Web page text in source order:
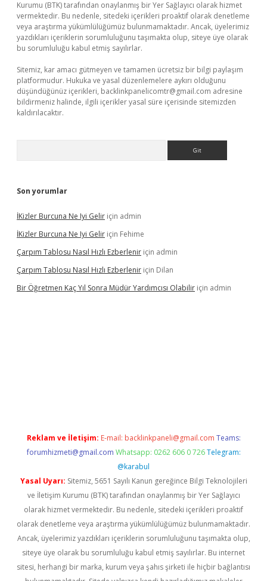
Kurumu (BTK) tarafından onaylanmış bir Yer Sağlayıcı olarak hizmet
vermektedir. Bu nedenle, sitedeki içerikleri proaktif olarak denetleme
veya araştırma yükümlülüğümüz bulunmamaktadır. Ancak, üyelerimiz
yazdıkları içeriklerin sorumluluğunu taşımakta olup, siteye üye olarak
bu sorumluluğu kabul etmiş sayılırlar.
Sitemiz, kar amacı gütmeyen ve tamamen ücretsiz bir bilgi paylaşım
platformudur. Hukuka ve yasal düzenlemelere aykırı olduğunu
düşündüğünüz içerikleri, backlinkpanelicomtr@gmail.com adresine
bildirmeniz halinde, ilgili içerikler yasal süre içerisinde sitemizden
kaldırılacaktır.
Son yorumlar
İKizler Burcuna Ne Iyi Gelir için admin
İKizler Burcuna Ne Iyi Gelir için Fehime
Çarpım Tablosu Nasıl Hızlı Ezberlenir için admin
Çarpım Tablosu Nasıl Hızlı Ezberlenir için Dilan
Bir Öğretmen Kaç Yıl Sonra Müdür Yardımcısı Olabilir için admin
Reklam ve İletişim: E-mail: backlinkpaneli@gmail.com Teams:
forumhizmeti@gmail.com Whatsapp: 0262 606 0 726 Telegram:
@karabul
Yasal Uyarı: Sitemiz, 5651 Sayılı Kanun gereğince Bilgi Teknolojileri
ve İletişim Kurumu (BTK) tarafından onaylanmış bir Yer Sağlayıcı
olarak hizmet vermektedir. Bu nedenle, sitedeki içerikleri proaktif
olarak denetleme veya araştırma yükümlülüğümüz bulunmamaktadır.
Ancak, üyelerimiz yazdıkları içeriklerin sorumluluğunu taşımakta olup,
siteye üye olarak bu sorumluluğu kabul etmiş sayılırlar. Bu internet
sitesi, herhangi bir marka, kurum veya şahıs şirketi ile hiçbir bağlantısı